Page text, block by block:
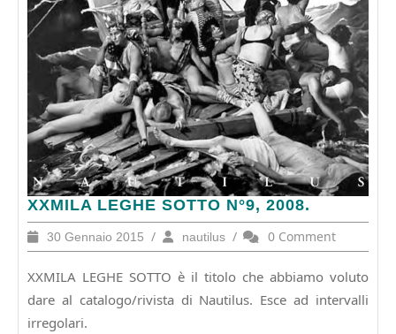
XXMILA LEGHE SOTTO N°9, 2008.
XXMILA
LEGHE
SOTTO
2008.
30 Gennaio 2015 30
Gennaio
2015
/ nautilusnautilus
/ 0 Comment
XXMILA LEGHE SOTTO è il titolo che abbiamo voluto
dare al catalogo/rivista di Nautilus. Esce ad intervalli
irregolari.